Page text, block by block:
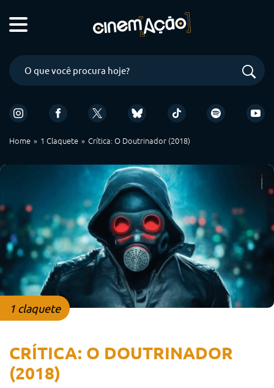
Home 1 Claquete Crítica: O Doutrinador (2018)
1 claquete
CRÍTICA: O DOUTRINADOR
(2018)